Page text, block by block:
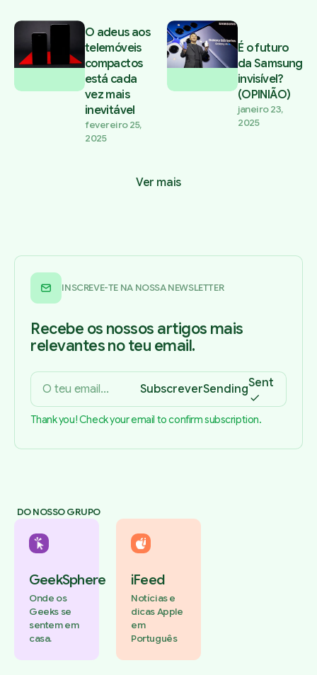
O adeus aos
telemóveis
compactos
está cada
vez mais
inevitável
fevereiro 25,
2025
É o futuro
da Samsung
invisível?
(OPINIÃO)
janeiro 23,
2025
Ver mais
INSCREVE-TE NA NOSSA NEWSLETTER
Recebe os nossos artigos mais
relevantes no teu email.
SubscreverSendingSent
Thank you! Check your email to confirm subscription.
DO NOSSO GRUPO
GeekSphere
Onde os
Geeks se
sentem em
casa.
iFeed
Notícias e
dicas Apple
em
Português